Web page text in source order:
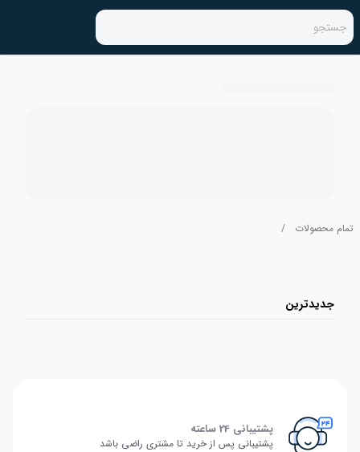
جستجو
تمام محصولات /
جدیدترین
پشتیبانی 24 ساعته
پشتیبانی پس از خرید تا مشتری راضی باشد